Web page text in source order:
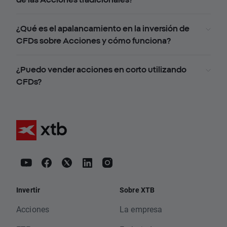
¿Qué es el apalancamiento en la inversión de
CFDs sobre Acciones y cómo funciona?
¿Puedo vender acciones en corto utilizando
CFDs?
Invertir
Acciones
Sobre XTB
La empresa